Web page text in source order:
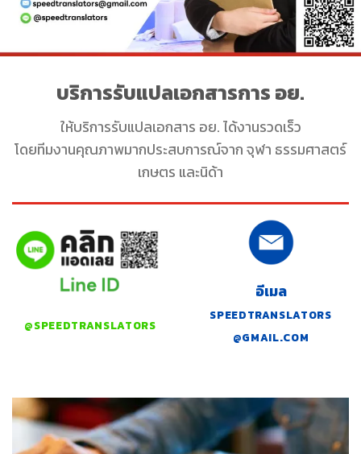
บริการรับแปลเอกสารการ อย.
ให้บริการรับแปลเอกสาร อย. ได้งานรวดเร็ว
โดยทีมงานคุณภาพมากประสบการณ์จาก จุฬา ธรรมศาสตร์
เกษตร และนิด้า
@SPEEDTRANSLATORS
อีเมล
SPEEDTRANSLATORS
@GMAIL.COM